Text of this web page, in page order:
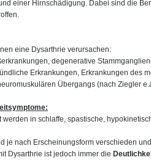
einer Hirnschädigung. Dabei sind die
eine Dysarthrie verursachen:
degenerative
Erkrankungen, Erkrankungen des
Übergangs (nach Ziegler
werden in schlaffe, spastische,
je nach Erscheinungsform verschieden
Dysarthrie ist jedoch immer die